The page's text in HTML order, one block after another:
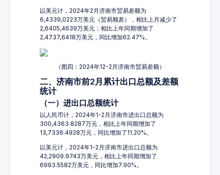
以美元计，2024年2月济南市贸易差额为
6,4339,0223万美元（贸易顺差），相比上月减少了
2,6405,4639万美元；相比上年同期增加了
2,4737,6418万美元，同比增加62.47%。
（图四：2024年12-2月济南市贸易差额）
二、济南市前2月累计出口总额及差额
统计
（一）进出口总额统计
以人民币计，2024年1-2月济南市进出口总额为
300,4363.8287万元，相比上年同期增加了
13,7336.4928万元，同比增加了11.20%。
以美元计，2024年1-2月济南市进出口总额为
42,2909.9743万美元，相比上年同期增加了
6993.5582万美元，同比增加7.90%。